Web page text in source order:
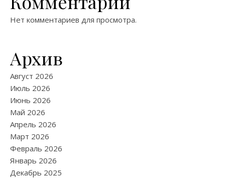
Нет комментариев для просмотра.
Архив
Август 2026
Июль 2026
Июнь 2026
Май 2026
Апрель 2026
Март 2026
Февраль 2026
Январь 2026
Декабрь 2025